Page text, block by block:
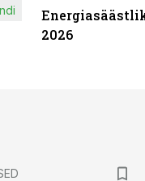
2026